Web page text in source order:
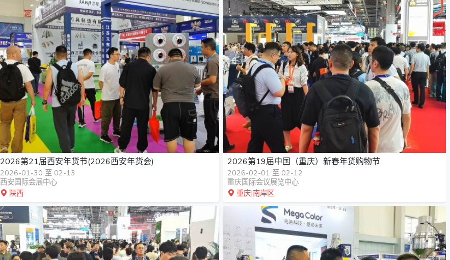
2026第21届西安年货节(2026西安年货会)
2026-01-30 至 02-13
西安国际会展中心
陕西
2026第19届中国（重庆）新春年货购物节
2026-02-01 至 02-12
重庆国际会议展览中心
重庆|南岸区